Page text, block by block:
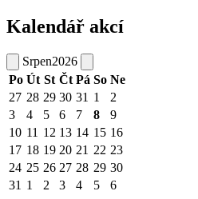
Kalendář akcí
Srpen2026
Po Út St Čt Pá So Ne
27 28 29 30 31 1
2
3
4 5 6 7 8
9
10 11 12 13 14 15 16
17 18 19 20 21 22 23
24 25 26 27 28 29 30
31 1 2 3 4 5 6